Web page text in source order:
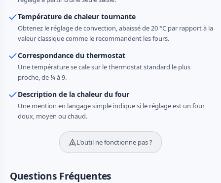
Température de chaleur tournante
Obtenez le réglage de convection, abaissé de 20 °C par rapport à la
valeur classique comme le recommandent les fours.
Correspondance du thermostat
Une température se cale sur le thermostat standard le plus
proche, de ¼ à 9.
Description de la chaleur du four
Une mention en langage simple indique si le réglage est un four
doux, moyen ou chaud.
L'outil ne fonctionne pas ?
Questions Fréquentes